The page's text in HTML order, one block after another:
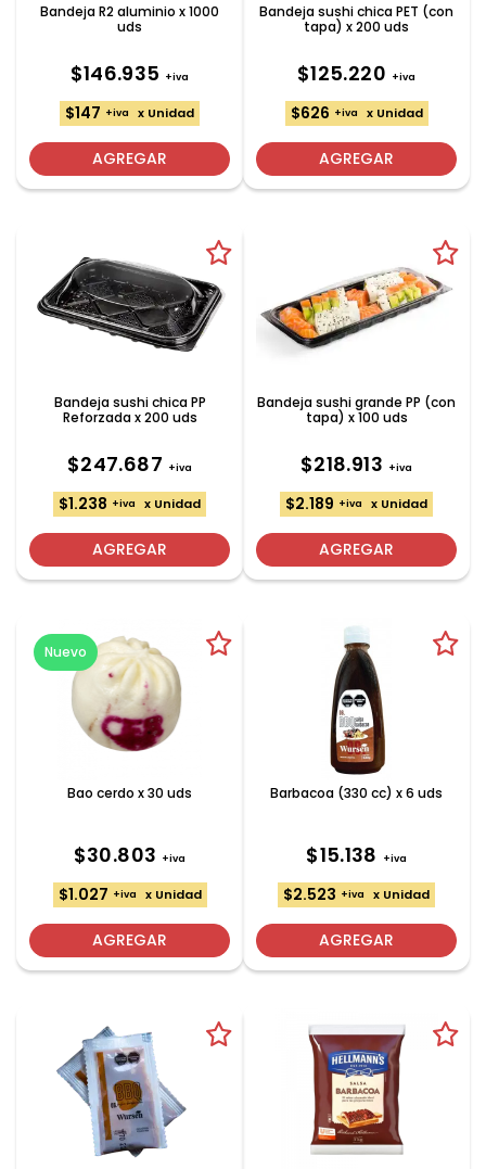
Bandeja R2 aluminio x 1000
uds
$146.935 +iva
$147 +iva x Unidad
AGREGAR
Bandeja sushi chica PET (con
tapa) x 200 uds
$125.220 +iva
$626 +iva x Unidad
AGREGAR
Bandeja sushi chica PP
Reforzada x 200 uds
$247.687 +iva
$1.238 +iva x Unidad
AGREGAR
Bandeja sushi grande PP (con
tapa) x 100 uds
$218.913 +iva
$2.189 +iva x Unidad
AGREGAR
Nuevo
Bao cerdo x 30 uds
$30.803 +iva
$1.027 +iva x Unidad
AGREGAR
Barbacoa (330 cc) x 6 uds
$15.138 +iva
$2.523 +iva x Unidad
AGREGAR